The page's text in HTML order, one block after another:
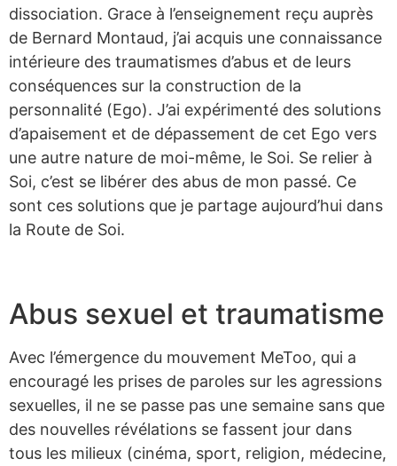
dissociation. Grace à l’enseignement reçu auprès
de Bernard Montaud, j’ai acquis une connaissance
intérieure des traumatismes d’abus et de leurs
conséquences sur la construction de la
personnalité (Ego). J’ai expérimenté des solutions
d’apaisement et de dépassement de cet Ego vers
une autre nature de moi-même, le Soi. Se relier à
Soi, c’est se libérer des abus de mon passé. Ce
sont ces solutions que je partage aujourd’hui dans
la Route de Soi.
Abus sexuel et traumatisme
Avec l’émergence du mouvement MeToo, qui a
encouragé les prises de paroles sur les agressions
sexuelles, il ne se passe pas une semaine sans que
des nouvelles révélations se fassent jour dans
tous les milieux (cinéma, sport, religion, médecine,